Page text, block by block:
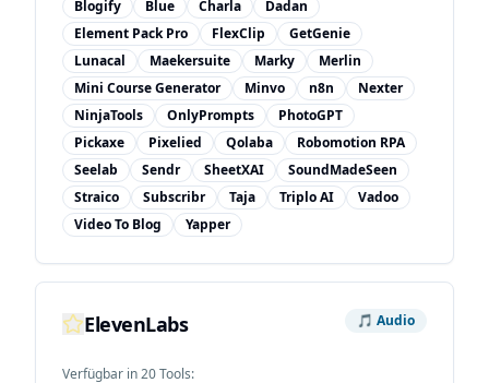
Blogify Blue Charla
Dadan
Element Pack Pro
FlexClip
GetGenie
Lunacal
Maekersuite Marky
Merlin
Mini Course Generator
Minvo n8n
Nexter
NinjaTools
OnlyPrompts
PhotoGPT
Pickaxe
Pixelied Qolaba
Robomotion RPA
Seelab
Sendr SheetXAI
SoundMadeSeen
Straico
Subscribr Taja Triplo AI
Vadoo
Video To Blog
Yapper
ElevenLabs 🎵 Audio
Verfügbar in20Tools: